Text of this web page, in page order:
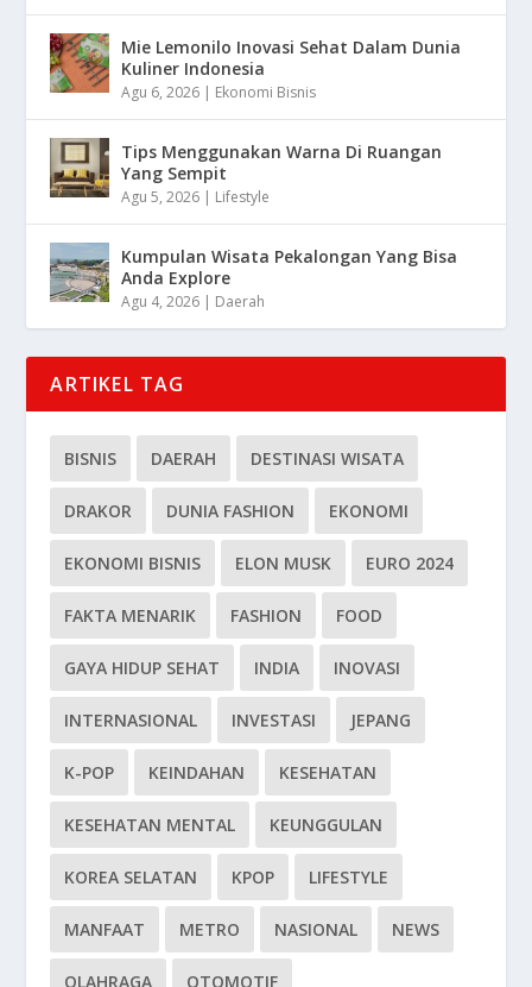
Mie Lemonilo Inovasi Sehat Dalam Dunia
Kuliner Indonesia
Agu 6, 2026 | Ekonomi Bisnis
Tips Menggunakan Warna Di Ruangan
Yang Sempit
Agu 5, 2026 | Lifestyle
Kumpulan Wisata Pekalongan Yang Bisa
Anda Explore
Agu 4, 2026 | Daerah
ARTIKEL TAG
BISNIS DAERAH DESTINASI WISATA
DRAKOR DUNIA FASHION EKONOMI
EKONOMI BISNIS ELON MUSK EURO 2024
FAKTA MENARIK FASHION FOOD
GAYA HIDUP SEHAT INDIA INOVASI
INTERNASIONAL INVESTASI JEPANG
K-POP KEINDAHAN KESEHATAN
KESEHATAN MENTAL KEUNGGULAN
KOREA SELATAN KPOP LIFESTYLE
MANFAAT METRO NASIONAL NEWS
OLAHRAGA OTOMOTIF